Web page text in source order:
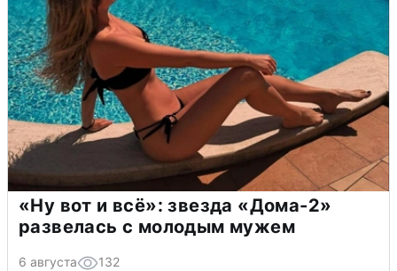
«Ну вот и всё»: звезда «Дома-2»
развелась с молодым мужем
6 августа 132